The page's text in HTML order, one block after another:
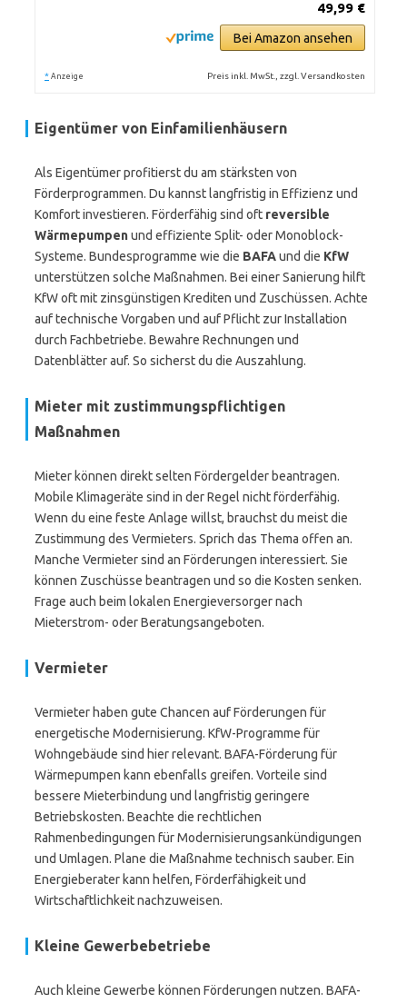
49,99 €
Bei Amazon ansehen
* Anzeige Preis inkl. MwSt., zzgl. Versandkosten
Eigentümer von Einfamilienhäusern
Als Eigentümer profitierst du am stärksten von
Förderprogrammen. Du kannst langfristig in Effizienz und
Komfort investieren. Förderfähig sind oft reversible
Wärmepumpenund effiziente Split- oder Monoblock-
Systeme. Bundesprogramme wie die BAFAund die KfW
unterstützen solche Maßnahmen. Bei einer Sanierung hilft
KfW oft mit zinsgünstigen Krediten und Zuschüssen. Achte
auf technische Vorgaben und auf Pflicht zur Installation
durch Fachbetriebe. Bewahre Rechnungen und
Datenblätter auf. So sicherst du die Auszahlung.
Mieter mit zustimmungspflichtigen
Maßnahmen
Mieter können direkt selten Fördergelder beantragen.
Mobile Klimageräte sind in der Regel nicht förderfähig.
Wenn du eine feste Anlage willst, brauchst du meist die
Zustimmung des Vermieters. Sprich das Thema offen an.
Manche Vermieter sind an Förderungen interessiert. Sie
können Zuschüsse beantragen und so die Kosten senken.
Frage auch beim lokalen Energieversorger nach
Mieterstrom- oder Beratungsangeboten.
Vermieter
Vermieter haben gute Chancen auf Förderungen für
energetische Modernisierung. KfW-Programme für
Wohngebäude sind hier relevant. BAFA-Förderung für
Wärmepumpen kann ebenfalls greifen. Vorteile sind
bessere Mieterbindung und langfristig geringere
Betriebskosten. Beachte die rechtlichen
Rahmenbedingungen für Modernisierungsankündigungen
und Umlagen. Plane die Maßnahme technisch sauber. Ein
Energieberater kann helfen, Förderfähigkeit und
Wirtschaftlichkeit nachzuweisen.
Kleine Gewerbebetriebe
Auch kleine Gewerbe können Förderungen nutzen. BAFA-